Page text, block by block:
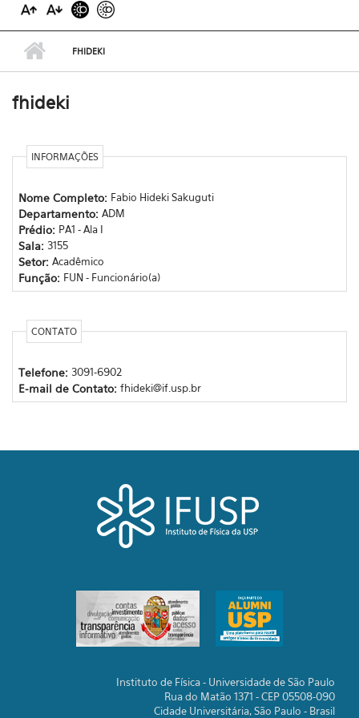
FHIDEKI
fhideki
INFORMAÇÕES
Nome Completo: Fabio Hideki Sakuguti
Departamento: ADM
Prédio: PA1 - Ala I
Sala: 3155
Setor: Acadêmico
Função: FUN - Funcionário(a)
CONTATO
Telefone: 3091-6902
E-mail de Contato: fhideki@if.usp.br
Instituto de Física - Universidade de São Paulo
Rua do Matão 1371 - CEP 05508-090
Cidade Universitária, São Paulo - Brasil